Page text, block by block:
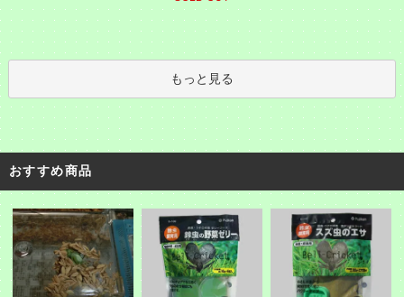
もっと見る
おすすめ商品